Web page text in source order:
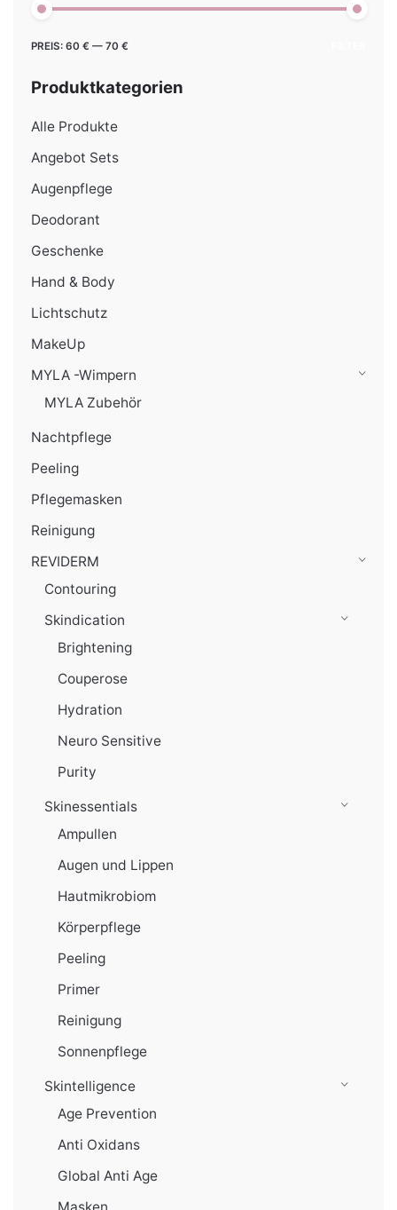
Min.
Max.
PREIS: 60 € — 70 €
Produktkategorien
Alle Produkte
Angebot Sets
Augenpflege
Deodorant
Geschenke
Hand & Body
Lichtschutz
MakeUp
MYLA -Wimpern
MYLA Zubehör
Nachtpflege
Peeling
Pflegemasken
Reinigung
REVIDERM
Contouring
Skindication
Brightening
Couperose
Hydration
Neuro Sensitive
Purity
Skinessentials
Ampullen
Augen und Lippen
Hautmikrobiom
Körperpflege
Peeling
Primer
Reinigung
Sonnenpflege
Skintelligence
Age Prevention
Anti Oxidans
Global Anti Age